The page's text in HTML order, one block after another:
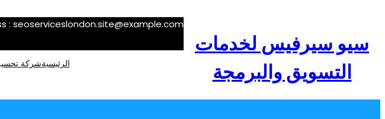
سيو سيرفيس لخدمات
التسويق والبرمجة
: seoserviceslondon.site@example.com
الرئيسيةشركة